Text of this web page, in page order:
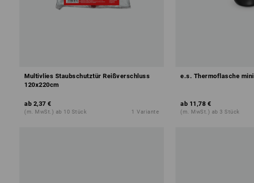
Multivlies Staubschutztür Reißverschluss
120x220cm
ab 2,37 €
(m. MwSt.) ab 10 Stück 1 Variante
e.s. Thermoflasche mini
ab 11,78 €
(m. MwSt.) ab 3 Stück